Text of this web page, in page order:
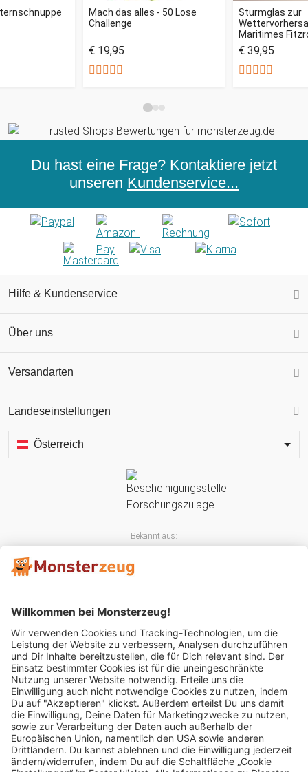
Mach das alles - 50 Lose
Challenge
€ 19,95
Sturmglas zur
Maritimes
€ 39,95
Du hast eine Frage? Kontaktiere jetzt
unseren Kundenservice...
Hilfe & Kundenservice
Über uns
Versandarten
Landeseinstellungen
Österreich
Bekannt aus:
Mitglied im: